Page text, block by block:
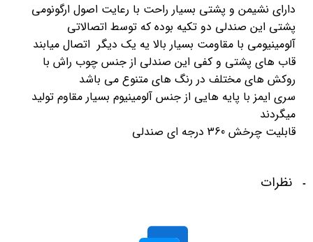
دارای نشیمن و پشتی بسیار راحت با رعایت اصول ارگونومی
پشتی این صندلی دو تکیه بوده که توسط اتصالاتی
آلومینیومی با مقاومت بسیار بالا یه یک دیگر اتصال میابند
قاب های پشتی و کفی این صندلی از جنس چوب راش با
روکش های مختلف در رنگ های متنوع می باشد
سری ایمز با پایه هایی از جنس آلومینیوم بسیار مقاوم تولید
میگردند
قابلیت چرخش 360 درجه ای صندلی
نظرات